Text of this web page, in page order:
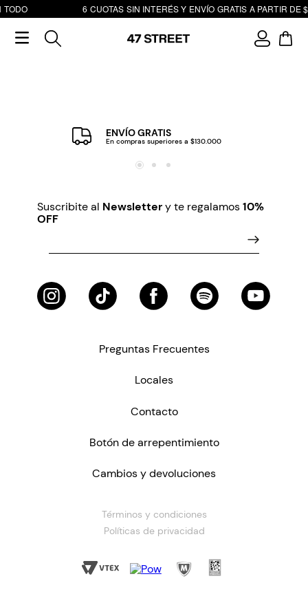
6 CUOTAS SIN INTERÉS Y ENVÍO GRATIS A PARTIR DE
ENVÍO GRATIS
En compras superiores a $130.000
Suscribite al Newslettery te regalamos10%
OFF
Preguntas Frecuentes
Locales
Contacto
Botón de arrepentimiento
Cambios y devoluciones
Términos y condiciones
Políticas de privacidad